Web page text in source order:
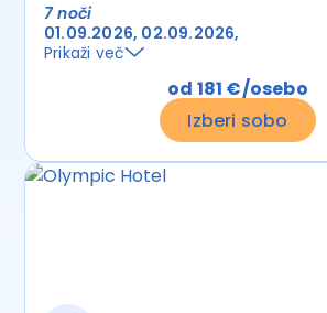
7 noči
01.09.2026 02.09.2026
Prikaži več
od 181 €/osebo
Izberi sobo